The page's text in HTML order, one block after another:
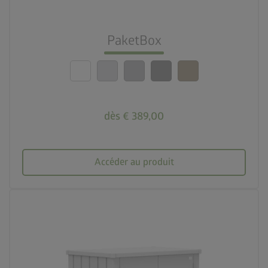
PaketBox
dès € 389,00
Accéder au produit
calendar_month
20 ans de garantie